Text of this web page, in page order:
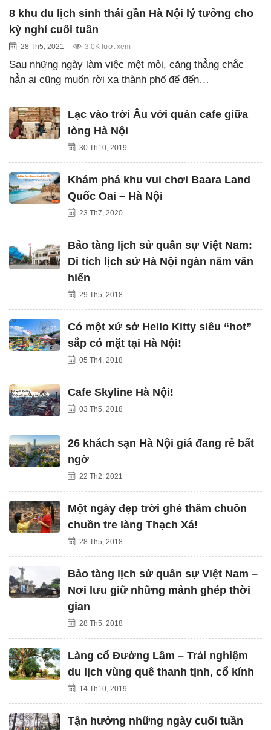
8 khu du lịch sinh thái gần Hà Nội lý tưởng cho
kỳ nghỉ cuối tuần
28 Th5, 2021 3.0K lượt xem
Sau những ngày làm việc mệt mỏi, căng thẳng chắc
hẳn ai cũng muốn rời xa thành phố để đến…
Lạc vào trời Âu với quán cafe giữa
lòng Hà Nội
30 Th10, 2019
Khám phá khu vui chơi Baara Land
Quốc Oai – Hà Nội
23 Th7, 2020
Bảo tàng lịch sử quân sự Việt Nam:
Di tích lịch sử Hà Nội ngàn năm văn
hiến
29 Th5, 2018
Có một xứ sở Hello Kitty siêu “hot”
sắp có mặt tại Hà Nội!
05 Th4, 2018
Cafe Skyline Hà Nội!
03 Th5, 2018
26 khách sạn Hà Nội giá đang rẻ bất
ngờ
22 Th2, 2021
Một ngày đẹp trời ghé thăm chuồn
chuồn tre làng Thạch Xá!
28 Th5, 2018
Bảo tàng lịch sử quân sự Việt Nam –
Nơi lưu giữ những mảnh ghép thời
gian
28 Th5, 2018
Làng cổ Đường Lâm – Trải nghiệm
du lịch vùng quê thanh tịnh, cổ kính
14 Th10, 2019
Tận hưởng những ngày cuối tuần